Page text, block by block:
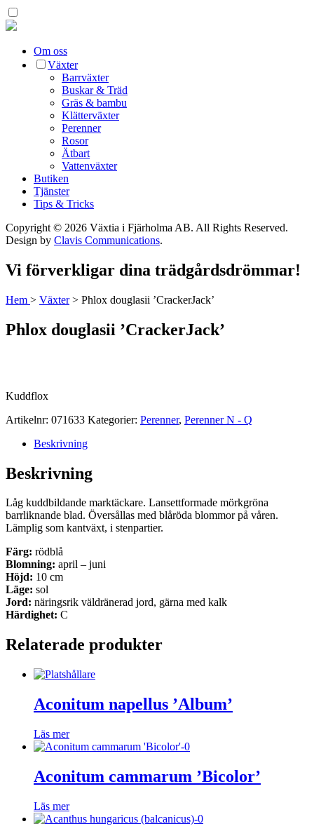
Om oss
Växter
Barrväxter
Buskar & Träd
Gräs & bambu
Klätterväxter
Perenner
Rosor
Ätbart
Vattenväxter
Butiken
Tjänster
Tips & Tricks
Copyright © 2026 Växtia i Fjärholma AB. All Rights Reserved.
Design by Clavis Communications.
Vi förverkligar dina trädgårdsdrömmar!
Hem > Växter> Phlox douglasii ’CrackerJack’
Phlox douglasii ’CrackerJack’
Kuddflox
Artikelnr: 071633 Kategorier: Perenner, Perenner N - Q
Beskrivning
Beskrivning
Låg kuddbildande marktäckare. Lansettformade mörkgröna
barrliknande blad. Översållas med blåröda blommor på våren.
Lämplig som kantväxt, i stenpartier.
Färg: rödblå
Blomning: april – juni
Höjd: 10 cm
Läge: sol
Jord: näringsrik väldränerad jord, gärna med kalk
Härdighet: C
Relaterade produkter
Aconitum napellus ’Album’
Läs mer
Aconitum cammarum ’Bicolor’
Läs mer